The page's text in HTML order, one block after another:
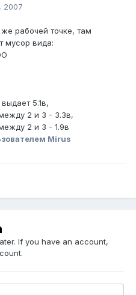
2007
рабочей точке, там
мусор вида:
5.1в,
2 и 3 - 3.3в,
2 и 3 - 1.9в
Mirus
If you have an account,